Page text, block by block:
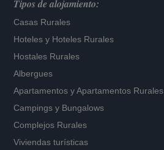
Tipos de alojamiento:
Casas Rurales
Hoteles y Hoteles Rurales
Hostales Rurales
Albergues
Apartamentos yApartamentos Rurales
Campings y Bungalows
Complejos Rurales
Viviendas turísticas